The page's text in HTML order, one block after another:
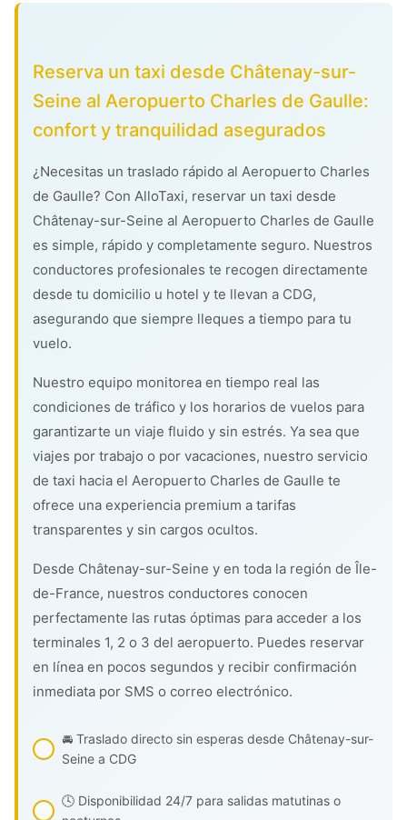
Reserva un taxi desde Châtenay-sur-
Seine al Aeropuerto Charles de Gaulle:
confort y tranquilidad asegurados
¿Necesitas un traslado rápido al Aeropuerto Charles
de Gaulle? Con AlloTaxi, reservar un taxi desde
Châtenay-sur-Seine al Aeropuerto Charles de Gaulle
es simple, rápido y completamente seguro. Nuestros
conductores profesionales te recogen directamente
desde tu domicilio u hotel y te llevan a CDG,
asegurando que siempre lleques a tiempo para tu
vuelo.
Nuestro equipo monitorea en tiempo real las
condiciones de tráfico y los horarios de vuelos para
garantizarte un viaje fluido y sin estrés. Ya sea que
viajes por trabajo o por vacaciones, nuestro servicio
de taxi hacia el Aeropuerto Charles de Gaulle te
ofrece una experiencia premium a tarifas
transparentes y sin cargos ocultos.
Desde Châtenay-sur-Seine y en toda la región de Île-
de-France, nuestros conductores conocen
perfectamente las rutas óptimas para acceder a los
terminales 1, 2 o 3 del aeropuerto. Puedes reservar
en línea en pocos segundos y recibir confirmación
inmediata por SMS o correo electrónico.
🚘 Traslado directo sin esperas desde Châtenay-sur-
Seine a CDG
🕓 Disponibilidad 24/7 para salidas matutinas o